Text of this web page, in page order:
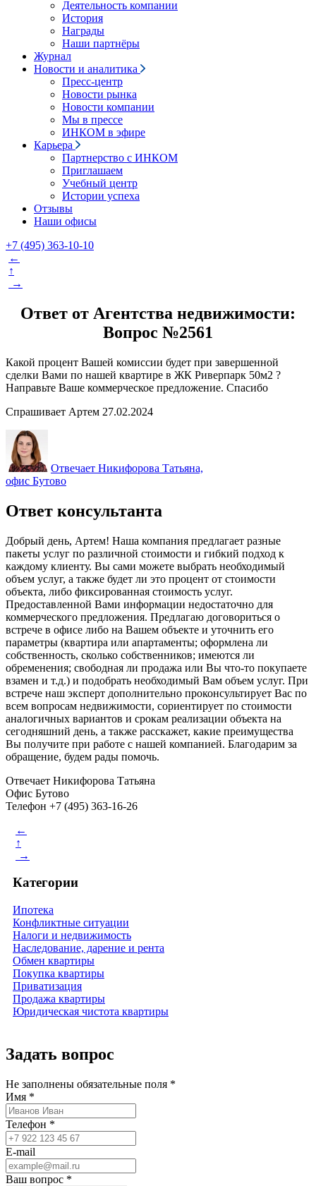
Деятельность компании
История
Награды
Наши партнёры
Журнал
Новости и аналитика
Пресс-центр
Новости рынка
Новости компании
Мы в прессе
ИНКОМ в эфире
Карьера
Партнерство с ИНКОМ
Приглашаем
Учебный центр
Истории успеха
Отзывы
Наши офисы
+7 (495) 363-10-10
←
↑
→
Ответ от Агентства недвижимости:
Вопрос №2561
Какой процент Вашей комиссии будет при завершенной
сделки Вами по нашей квартире в ЖК Риверпарк 50м2 ?
Направьте Ваше коммерческое предложение. Спасибо
Спрашивает Артем 27.02.2024
Отвечает Никифорова Татьяна,
офис Бутово
Ответ консультанта
Добрый день, Артем! Наша компания предлагает разные
пакеты услуг по различной стоимости и гибкий подход к
каждому клиенту. Вы сами можете выбрать необходимый
объем услуг, а также будет ли это процент от стоимости
объекта, либо фиксированная стоимость услуг.
Предоставленной Вами информации недостаточно для
коммерческого предложения. Предлагаю договориться о
встрече в офисе либо на Вашем объекте и уточнить его
параметры (квартира или апартаменты; оформлена ли
собственность, сколько собственников; имеются ли
обременения; свободная ли продажа или Вы что-то покупаете
взамен и т.д.) и подобрать необходимый Вам объем услуг. При
встрече наш эксперт дополнительно проконсультирует Вас по
всем вопросам недвижимости, сориентирует по стоимости
аналогичных вариантов и срокам реализации объекта на
сегодняшний день, а также расскажет, какие преимущества
Вы получите при работе с нашей компанией. Благодарим за
обращение, будем рады помочь.
Отвечает Никифорова Татьяна
Офис Бутово
Телефон +7 (495) 363-16-26
←
↑
→
Категории
Ипотека
Конфликтные ситуации
Налоги и недвижимость
Наследование, дарение и рента
Обмен квартиры
Покупка квартиры
Приватизация
Продажа квартиры
Юридическая чистота квартиры
Задать вопрос
Не заполнены обязательные поля *
Имя *
Телефон *
E-mail
Ваш вопрос *